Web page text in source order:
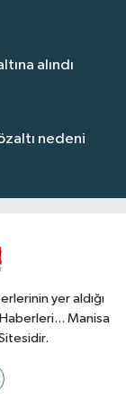
alındı
nedeni
yer aldığı
Manisa